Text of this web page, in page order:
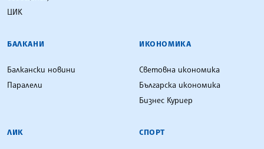
ЦИК
БАЛКАНИ
Балкански новини
Паралели
ИКОНОМИКА
Световна икономика
Българска икономика
Бизнес Куриер
ЛИК СПОРТ